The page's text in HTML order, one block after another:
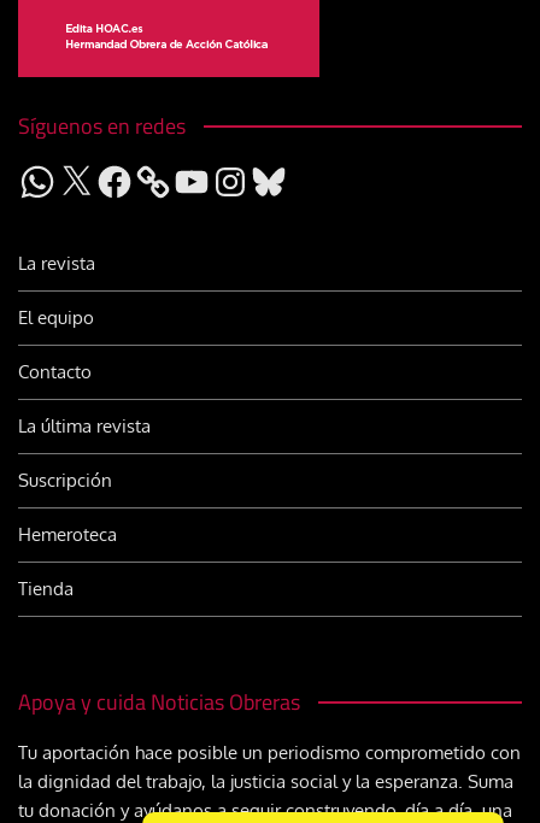
Síguenos en redes
WhatsApp
X Facebook YouTubeInstagram
Bluesky
La revista
El equipo
Contacto
La última revista
Suscripción
Hemeroteca
Tienda
Apoya y cuida Noticias Obreras
Tu aportación hace posible un periodismo comprometido con
la dignidad del trabajo, la justicia social y la esperanza. Suma
tu donación y ayúdanos a seguir construyendo, día a día, una